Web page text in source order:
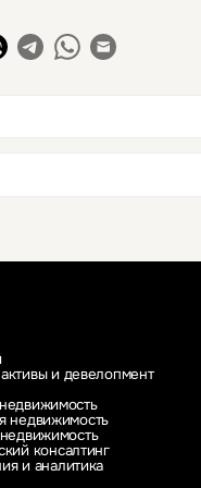
и девелопмент
недвижимость
консалтинг
и аналитика